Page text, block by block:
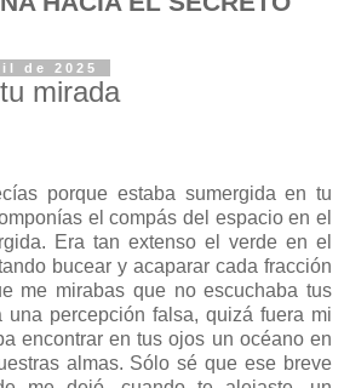
de 2025
mirada
porque estaba sumergida en tu
el compás del espacio en el
Era tan extenso el verde en el
bucear y acaparar cada fracción
me mirabas que no escuchaba tus
una percepción falsa, quizá fuera mi
encontrar en tus ojos un océano en
almas. Sólo sé que ese breve